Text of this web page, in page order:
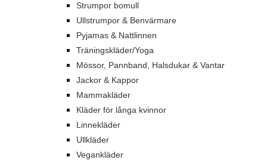
Strumpor bomull
Ullstrumpor & Benvärmare
Pyjamas & Nattlinnen
Träningskläder/Yoga
Mössor, Pannband, Halsdukar & Vantar
Jackor & Kappor
Mammakläder
Kläder för långa kvinnor
Linnekläder
Ullkläder
Vegankläder